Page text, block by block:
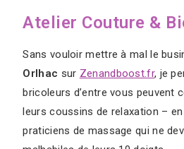
Atelier Couture &
Sans vouloir mettre à mal le
Orlhac sur Zenandboost.fr, je
bricoleurs d’entre vous peuvent
leurs coussins de relaxation –
praticiens de massage qui ne